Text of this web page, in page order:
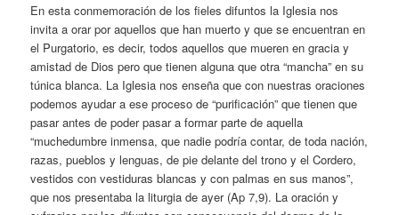
En esta conmemoración de los fieles difuntos la Iglesia nos
invita a orar por aquellos que han muerto y que se encuentran en
el Purgatorio, es decir, todos aquellos que mueren en gracia y
amistad de Dios pero que tienen alguna que otra “mancha” en su
túnica blanca. La Iglesia nos enseña que con nuestras oraciones
podemos ayudar a ese proceso de “purificación” que tienen que
pasar antes de poder pasar a formar parte de aquella
“muchedumbre inmensa, que nadie podría contar, de toda nación,
razas, pueblos y lenguas, de pie delante del trono y el Cordero,
vestidos con vestiduras blancas y con palmas en sus manos”,
que nos presentaba la liturgia de ayer (Ap 7,9). La oración y